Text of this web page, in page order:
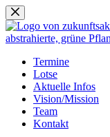
Zum
Inhalt
springen
Termine
Lotse
Aktuelle Infos
Vision/Mission
Team
Kontakt